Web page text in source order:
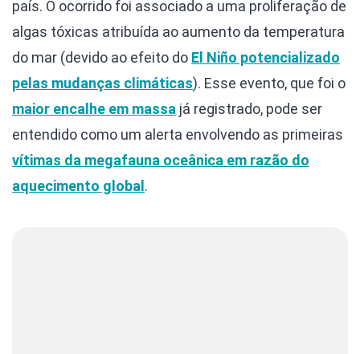
país. O ocorrido foi associado a uma proliferação de
algas tóxicas atribuída ao aumento da temperatura
do mar (devido ao efeito do El Niño potencializado
pelas mudanças climáticas). Esse evento, que foi o
maior encalhe em massa já registrado, pode ser
entendido como um alerta envolvendo as primeiras
vítimas da megafauna oceânica em razão do
aquecimento global.